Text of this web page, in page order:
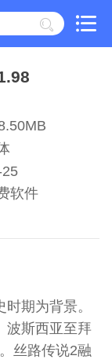
软件
期为背景。
波斯西亚至拜
丝路传说2融